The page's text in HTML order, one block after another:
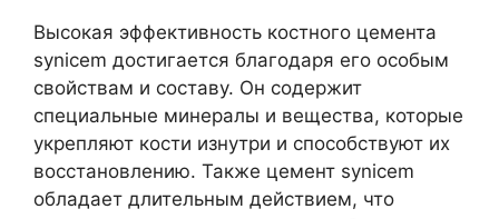
Высокая эффективность костного цемента
synicem достигается благодаря его особым
свойствам и составу. Он содержит
специальные минералы и вещества, которые
укрепляют кости изнутри и способствуют их
восстановлению. Также цемент synicem
обладает длительным действием, что